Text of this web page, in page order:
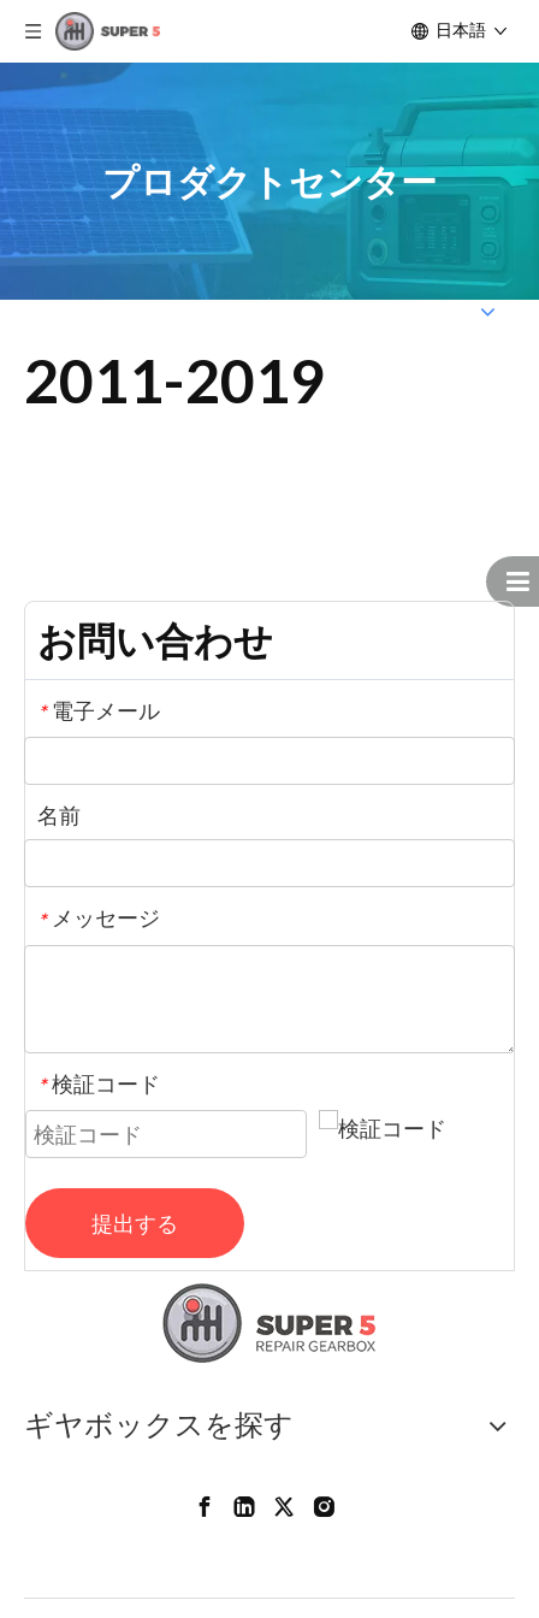
日本語
プロダクトセンター
2011-2019
お問い合わせ
* 電子メール
名前
* メッセージ
* 検証コード
提出する
ギヤボックスを探す